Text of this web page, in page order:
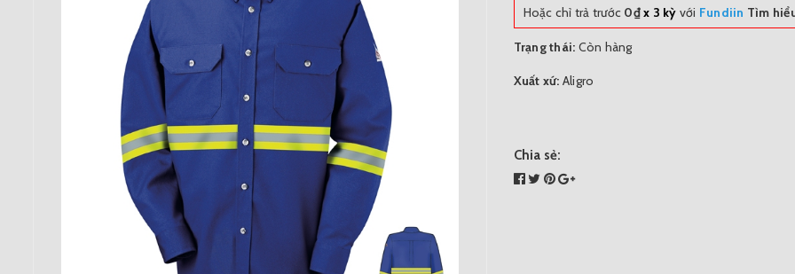
Hoặc chỉ trả trước 0₫x 3 kỳ với Fundiin Tìm
Trạng thái: Còn hàng
Xuất xứ: Aligro
Chia sẻ: